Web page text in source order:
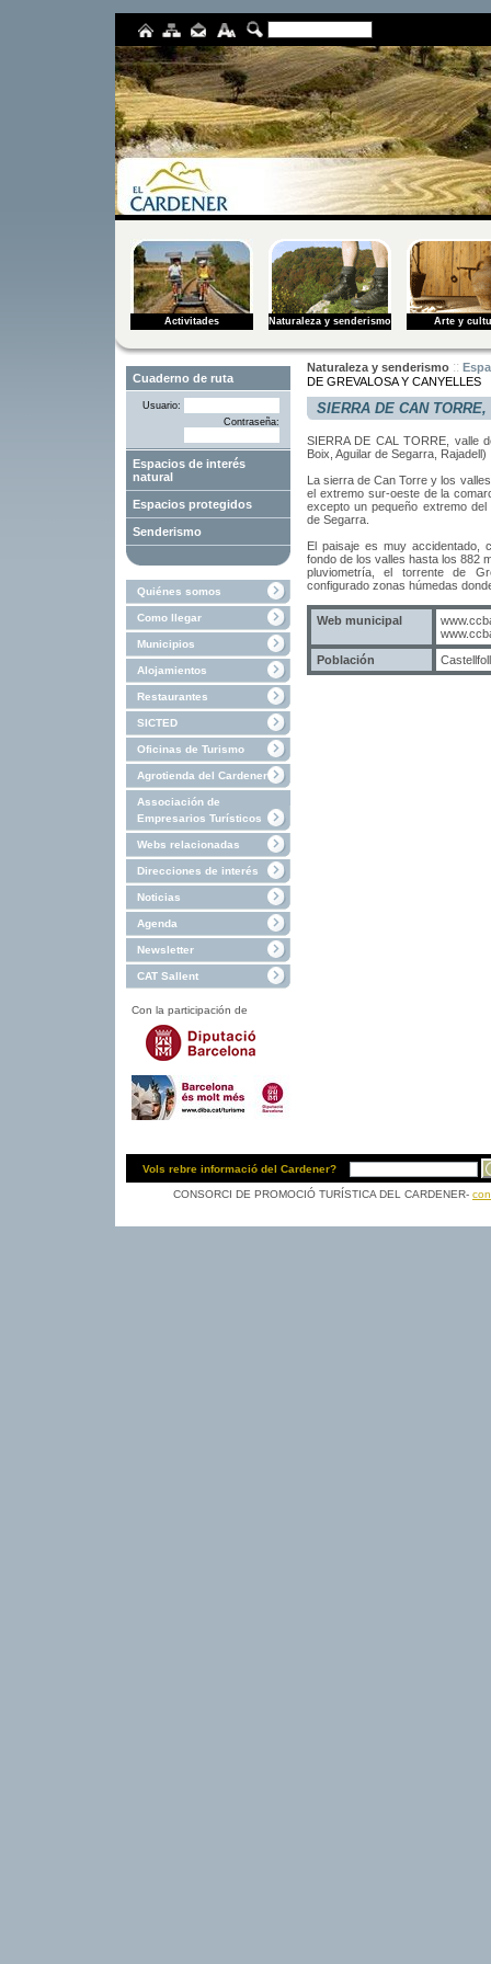
Activitades Naturaleza y senderismo Arte y
Usuario:
Contraseña:
Espacios de interés
natural
Espacios protegidos
Senderismo
Quiénes somos
Como llegar
Municipios
Alojamientos
Restaurantes
SICTED
Oficinas de Turismo
Agrotienda del Cardener
Associación de
Empresarios Turísticos
Webs relacionadas
Direcciones de interés
Noticias
Agenda
Newsletter
CAT Sallent
Con la participación de
Naturaleza y senderismo ::
DE GREVALOSA Y CANYELLES
SIERRA DE CAN
SIERRA DE CAL TORRE
valle
Boix Aguilar de Segarra Rajadell)
La sierra de Can Torre y los
el extremo sur-oeste de la
excepto un pequeño extremo del
de Segarra
El paisaje es muy accidentado,
fondo de los valles hasta los 882
pluviometría
el torrente de
configurado zonas húmedas
Web municipal
Población
Vols rebre informació del Cardener?
CONSORCI DE PROMOCIÓ TURÍSTICA DEL CARDENER-